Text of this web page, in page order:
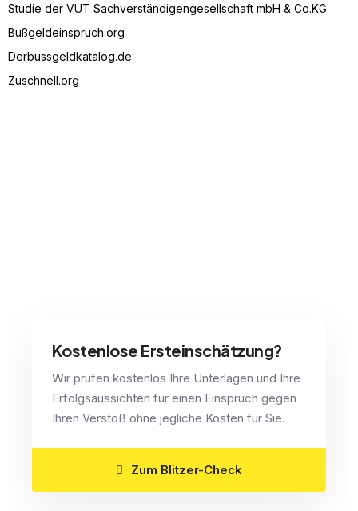
Studie der VUT Sachverständigengesellschaft mbH & Co.KG
Bußgeldeinspruch.org
Derbussgeldkatalog.de
Zuschnell.org
Kostenlose Ersteinschätzung?
Wir prüfen kostenlos Ihre Unterlagen und Ihre
Erfolgsaussichten für einen Einspruch gegen
Ihren Verstoß ohne jegliche Kosten für Sie.
Zum Blitzer-Check